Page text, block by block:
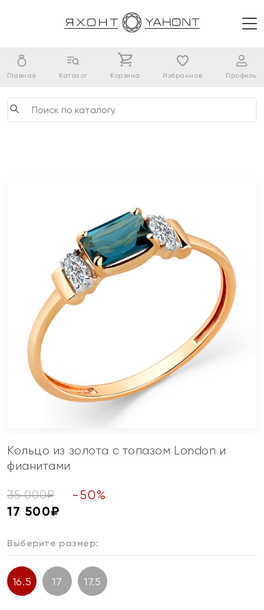
Главная Каталог Корзина Избранное Профиль
Кольцо из золота с топазом London и
фианитами
35 000₽ -50%
17 500₽
Выберите размер:
16.5 17 17.5